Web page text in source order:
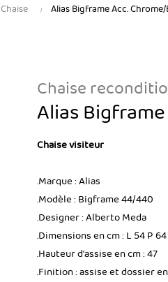
Chaise Alias Bigframe Acc.
Chaise
Alias
Chaise visiteur
.Marque : Alias
.Modèle : Bigframe 44/440
.Designer : Alberto Meda
.Dimensions en cm : L 54 P
.Hauteur d'assise en cm : 47
.Finition : assise et dossier